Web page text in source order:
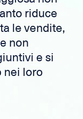
riduce
le vendite,
non
e si
nei loro